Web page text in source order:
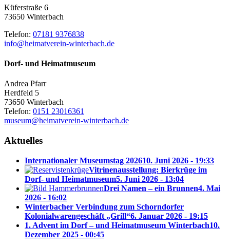
Küferstraße 6
73650 Winterbach
Telefon: 07181 9376838
info@heimatverein-winterbach.de
Dorf- und Heimatmuseum
Andrea Pfarr
Herdfeld 5
73650 Winterbach
Telefon: 0151 23016361
museum@heimatverein-winterbach.de
Aktuelles
Internationaler Museumstag 202610. Juni 2026 - 19:33
Vitrinenausstellung: Bierkrüge im
Dorf- und Heimatmuseum5. Juni 2026 - 13:04
Drei Namen – ein Brunnen4. Mai
2026 - 16:02
Winterbacher Verbindung zum Schorndorfer
Kolonialwarengeschäft „Grill“6. Januar 2026 - 19:15
1. Advent im Dorf – und Heimatmuseum Winterbach10.
Dezember 2025 - 00:45